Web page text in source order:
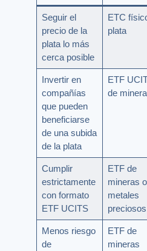
Seguir el
precio de la
plata lo más
cerca posible
ETC
plata
Invertir en
compañías
que pueden
beneficiarse
de una subida
de la plata
ETF
de
Cumplir
estrictamente
con formato
ETF UCITS
ETF de
mineras o
metales
preciosos
Menos riesgo
de
ETF de
mineras